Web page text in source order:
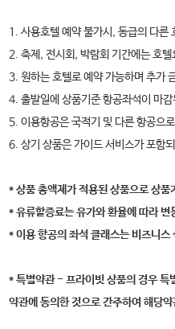
1. 사용호텔 예약 불가시, 동급의 다른
2. 축제, 전시회, 박람회 기간에는 호
3. 원하는 호텔로 예약 가능하며 추가
4. 출발일에 상품기준 항공좌석이 마
5. 이용항공은 국적기 및 다른 항공으
6. 상기 상품은 가이드 서비스가 포함
* 상품 총액제가 적용된 상품으로 상
* 유류할증료는 유가와 환율에 따라 변
* 이용 항공의 좌석 클래스는 비즈니
* 특별약관 - 프라이빗 상품의 경우 특
약관에 동의한 것으로 간주하여 해당